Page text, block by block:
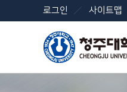
로그인 사이트맵